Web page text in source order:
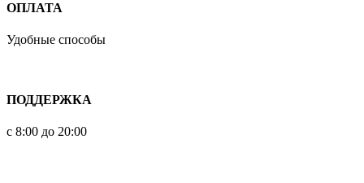
ОПЛАТА
Удобные способы
ПОДДЕРЖКА
с 8:00 до 20:00